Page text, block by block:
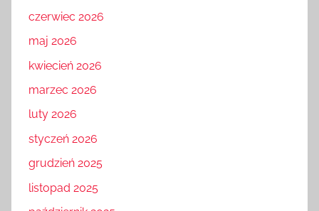
czerwiec 2026
maj 2026
kwiecień 2026
marzec 2026
luty 2026
styczeń 2026
grudzień 2025
listopad 2025